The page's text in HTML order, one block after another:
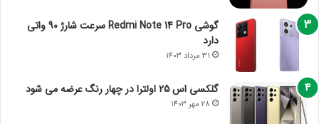
گوشی Redmi Note 14 Pro سرعت شارژ 90 واتی
دارد
31 مرداد 1403
گلکسی اس 25 اولترا در چهار رنگ عرضه می شود
28 مهر 1403